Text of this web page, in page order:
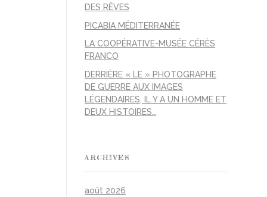
DES RÊVES
PICABIA MÉDITERRANÉE
LA COOPÉRATIVE-MUSÉE CÉRÈS
FRANCO
DERRIÈRE « LE » PHOTOGRAPHE
DE GUERRE AUX IMAGES
LÉGENDAIRES, IL Y A UN HOMME ET
DEUX HISTOIRES…
ARCHIVES
août 2026